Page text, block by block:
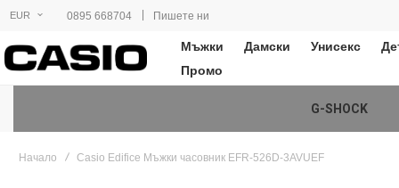
EUR 0895 668704 | Пишете ни
Мъжки Дамски Унисекс
Промо
G-SHOCK
Начало Casio Edifice Мъжки часовник EFR-526D-3AVUEF